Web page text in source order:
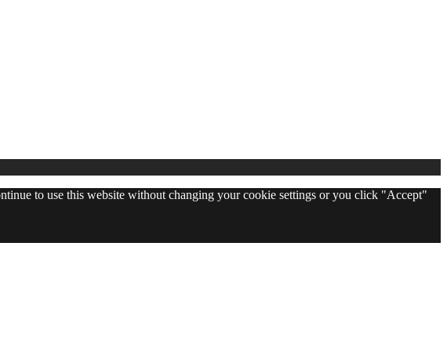
to use this website without changing your cookie settings or you click "Accept"